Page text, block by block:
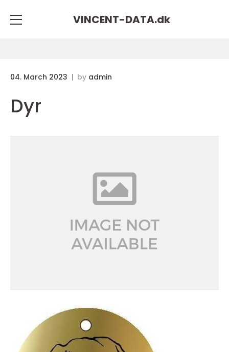
VINCENT-DATA.dk
04. March 2023 by admin
Dyr